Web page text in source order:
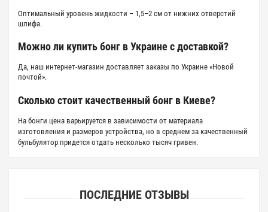
Оптимальный уровень жидкости – 1,5–2 см от нижних отверстий
шлифа.
Можно ли купить бонг в Украине с доставкой?
Да, наш интернет-магазин доставляет заказы по Украине «Новой
почтой».
Сколько стоит качественный бонг в Киеве?
На бонги цена варьируется в зависимости от материала
изготовления и размеров устройства, но в среднем за качественный
бульбулятор придется отдать несколько тысяч гривен.
ПОСЛЕДНИЕ ОТЗЫВЫ